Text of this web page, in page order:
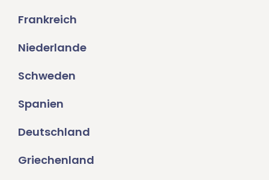
Frankreich
Niederlande
Schweden
Spanien
Deutschland
Griechenland